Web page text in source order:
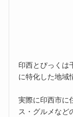
印西とぴっくは
に特化した地域
実際に印西市に
ス・グルメなど